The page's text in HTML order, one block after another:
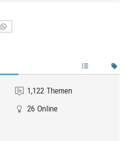
1,122 Themen
26 Online